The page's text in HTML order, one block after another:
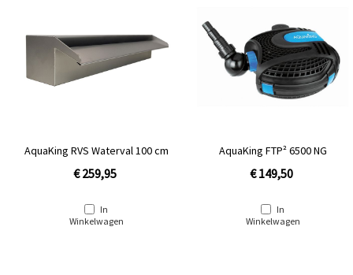
AquaKing RVS Waterval 100 cm
€ 259,95
In
Winkelwagen
AquaKing FTP² 6500 NG
€ 149,50
In
Winkelwagen